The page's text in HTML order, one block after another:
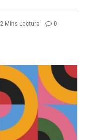
2 Mins Lectura 0